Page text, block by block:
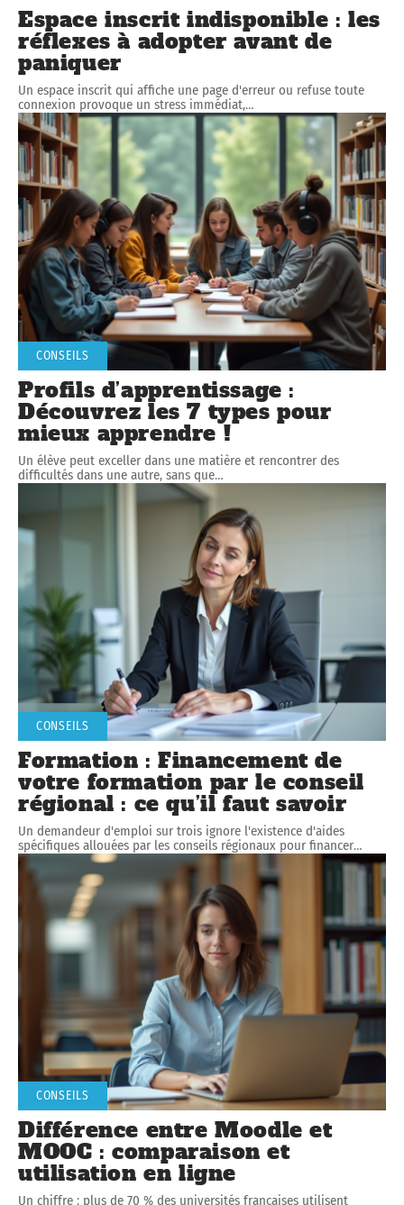
Espace inscrit indisponible : les
réflexes à adopter avant de
paniquer
Un espace inscrit qui affiche une page d'erreur ou refuse toute
connexion provoque un stress immédiat,…
CONSEILS
Profils d’apprentissage :
Découvrez les 7 types pour
mieux apprendre !
Un élève peut exceller dans une matière et rencontrer des
difficultés dans une autre, sans que…
CONSEILS
Formation : Financement de
votre formation par le conseil
régional : ce qu’il faut savoir
Un demandeur d'emploi sur trois ignore l'existence d'aides
spécifiques allouées par les conseils régionaux pour financer…
CONSEILS
Différence entre Moodle et
MOOC : comparaison et
utilisation en ligne
Un chiffre : plus de 70 % des universités françaises utilisent